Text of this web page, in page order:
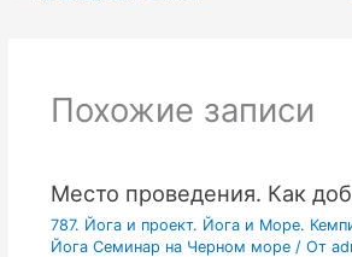
Похожие записи
Место проведения. Как
787. Йога и проект. Йога и Море.
Йога Семинар на Черном море/ От